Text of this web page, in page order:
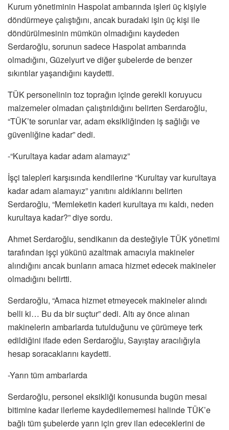
Kurum yönetiminin Haspolat ambarında işleri üç kişiyle
döndürmeye çalıştığını, ancak buradaki işin üç kişi ile
döndürülmesinin mümkün olmadığını kaydeden
Serdaroğlu, sorunun sadece Haspolat ambarında
olmadığını, Güzelyurt ve diğer şubelerde de benzer
sıkıntılar yaşandığını kaydetti.
TÜK personelinin toz toprağın içinde gerekli koruyucu
malzemeler olmadan çalıştırıldığını belirten Serdaroğlu,
“TÜK’te sorunlar var, adam eksikliğinden iş sağlığı ve
güvenliğine kadar” dedi.
-“Kurultaya kadar adam alamayız”
İşçi talepleri karşısında kendilerine “Kurultay var kurultaya
kadar adam alamayız” yanıtını aldıklarını belirten
Serdaroğlu, “Memleketin kaderi kurultaya mı kaldı, neden
kurultaya kadar?” diye sordu.
Ahmet Serdaroğlu, sendikanın da desteğiyle TÜK yönetimi
tarafından işçi yükünü azaltmak amacıyla makineler
alındığını ancak bunların amaca hizmet edecek makineler
olmadığını belirtti.
Serdaroğlu, “Amaca hizmet etmeyecek makineler alındı
belli ki… Bu da bir suçtur” dedi. Altı ay önce alınan
makinelerin ambarlarda tutulduğunu ve çürümeye terk
edildiğini ifade eden Serdaroğlu, Sayıştay aracılığıyla
hesap soracaklarını kaydetti.
-Yarın tüm ambarlarda
Serdaroğlu, personel eksikliği konusunda bugün mesai
bitimine kadar ilerleme kaydedilememesi halinde TÜK’e
bağlı tüm şubelerde yarın için grev ilan edeceklerini de